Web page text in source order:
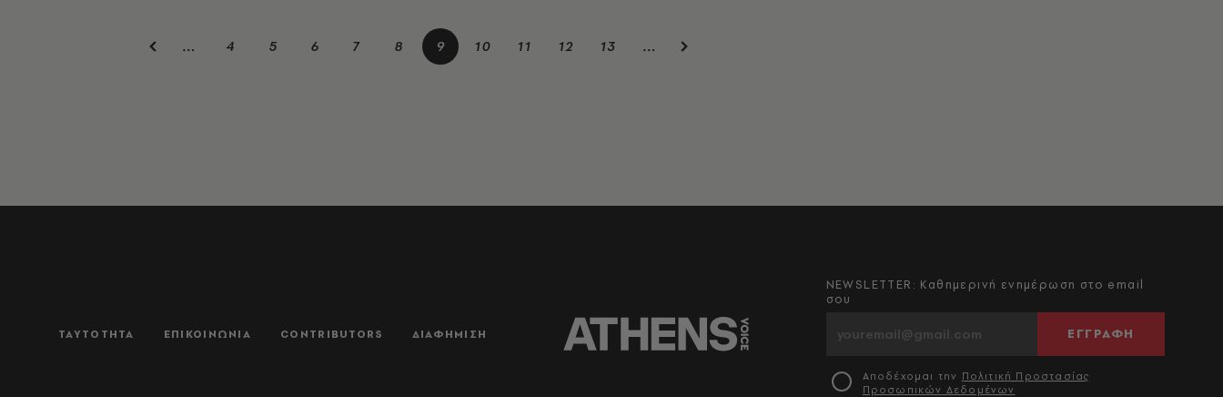
… 4 5 6 7 8 9 10 11 12 13 …
ΤΑΥΤΟΤΗΤΑ ΕΠΙΚΟΙΝΩΝΙΑ CONTRIBUTORS ΔΙΑΦΗΜΙΣΗ
NEWSLETTER: Καθημερινή ενημέρωση στο email
σου
ΕΓΓΡΑΦΗ
Αποδέχομαι την Πολιτική Προστασίας
Προσωπικών Δεδομένων